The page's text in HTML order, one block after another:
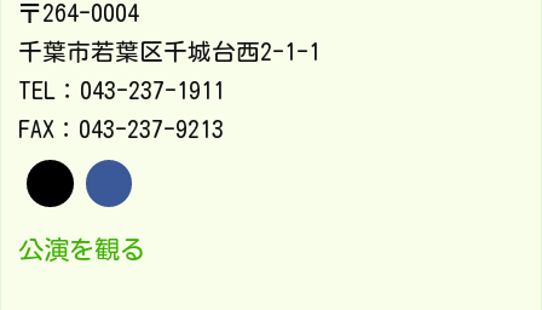
〒264-0004
千葉市若葉区千城台西2-1-1
TEL：043-237-1911
FAX：043-237-9213
公演を観る